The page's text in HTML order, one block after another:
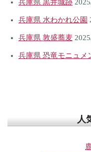
兵庫県 黒井城跡
兵庫県 水わかれ公園
兵庫県 敦盛蕎麦
兵庫県 恐竜モニュメ
人